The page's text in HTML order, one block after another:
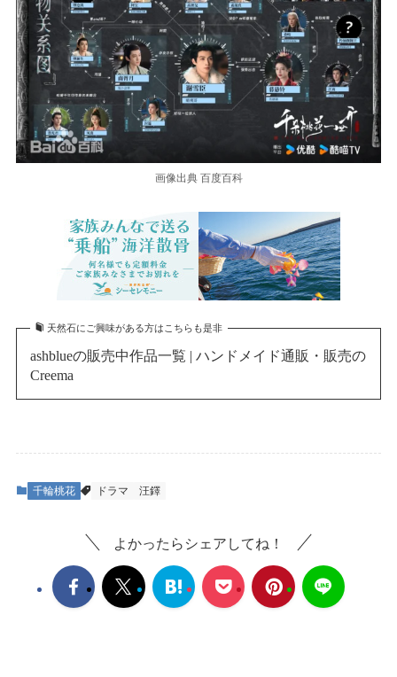
画像出典 百度百科
天然石にご興味がある方はこちらも是非
ashblueの販売中作品一覧 | ハンドメイド通販・販売の
Creema
千輪桃花 ドラマ 汪鐸
よかったらシェアしてね！